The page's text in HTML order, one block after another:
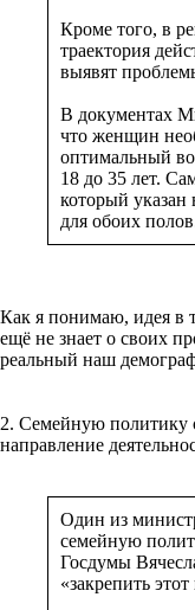
Кроме того, в
траектория
выявят
В документах
что женщин
оптимальный
18 до 35 лет.
который указан
для обоих
Как я понимаю, идея в
ещё не знает о своих
реальный наш
2. Семейную политику
направление
Один из
семейную
Госдумы
«закрепить